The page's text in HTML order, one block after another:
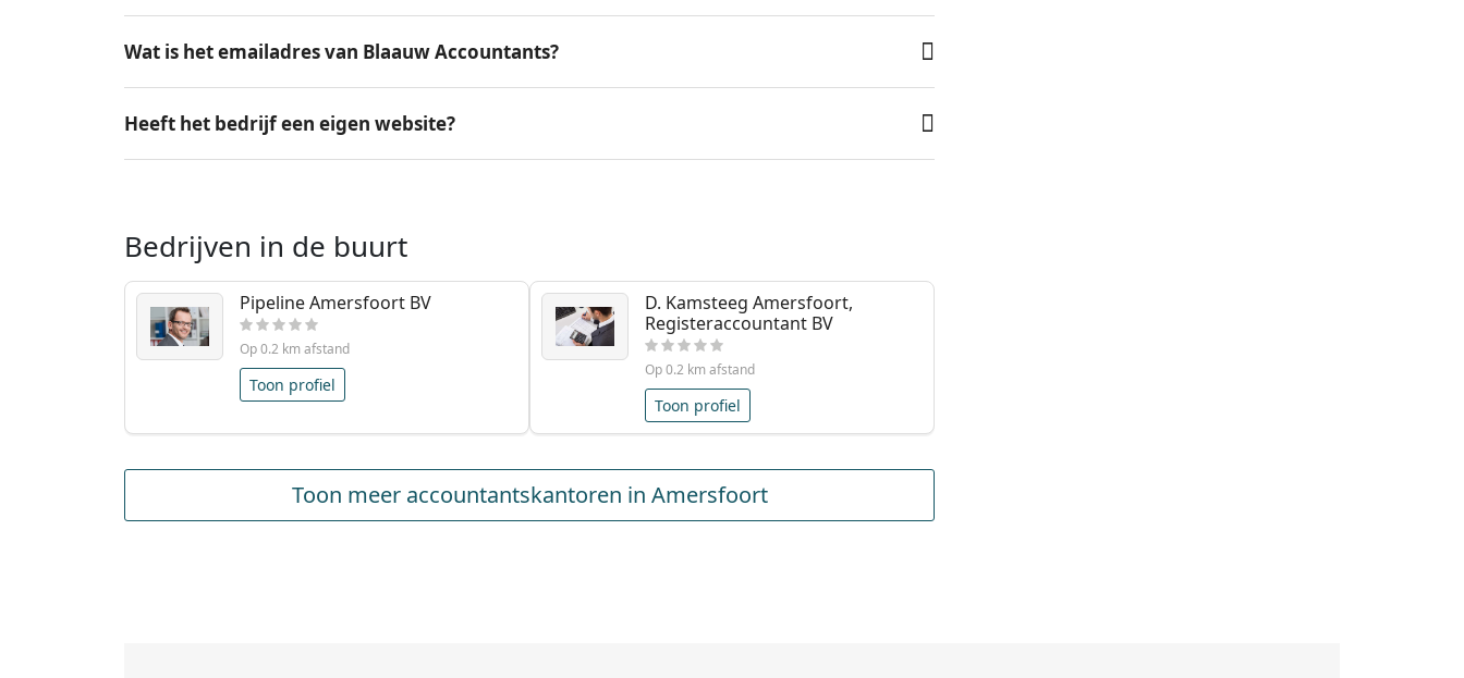
Wat is het emailadres van Blaauw Accountants?
Heeft het bedrijf een eigen website?
Bedrijven in de buurt
Pipeline Amersfoort BV
Op 0.2 km afstand
Toon profiel
D. Kamsteeg Amersfoort,
Registeraccountant BV
Op 0.2 km afstand
Toon profiel
Toon meer accountantskantoren in Amersfoort